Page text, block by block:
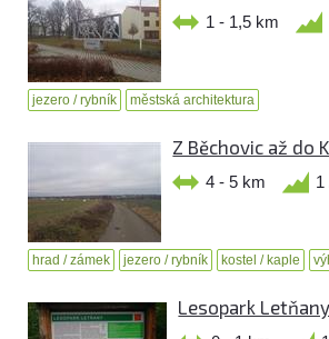
1 - 1,5 km
jezero / rybník městská architektura
Z Běchovic až do
4 - 5 km 1
hrad / zámek jezero / rybník kostel / kaple
Lesopark Letňany